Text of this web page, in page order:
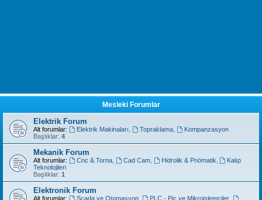
Mesleki Forumlar
Elektrik Forum
Alt forumlar: Elektrik Makinaları Topraklama,
Kompanzasyon
Başlıklar: 4
Mekanik Forum
Alt forumlar: Cnc & Torna, Cad Cam, Hidrolik & Pnömatik
Kalıp
Teknolojileri
Başlıklar: 1
Elektronik Forum
Alt forumlar: Scada ve Otomasyon, PLC - Pic ve Mikroişlemciler,